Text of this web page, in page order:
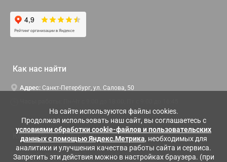
На сайте используются файлы cookies.
Продолжая использовать наш сайт, вы соглашаетесь с
условиями обработки cookie-файлов и пользовательских
данных с помощью Яндекс.Метрика, необходимых для
аналитики и улучшения качества работы сайта и сервиса.
Запретить эти действия можно в настройках браузера. (при
Как нас найти
Адрес: Санкт-Петербург, ул. Салова, 50
Контактная информация
Служба поддержки: Заказать обратный звонок